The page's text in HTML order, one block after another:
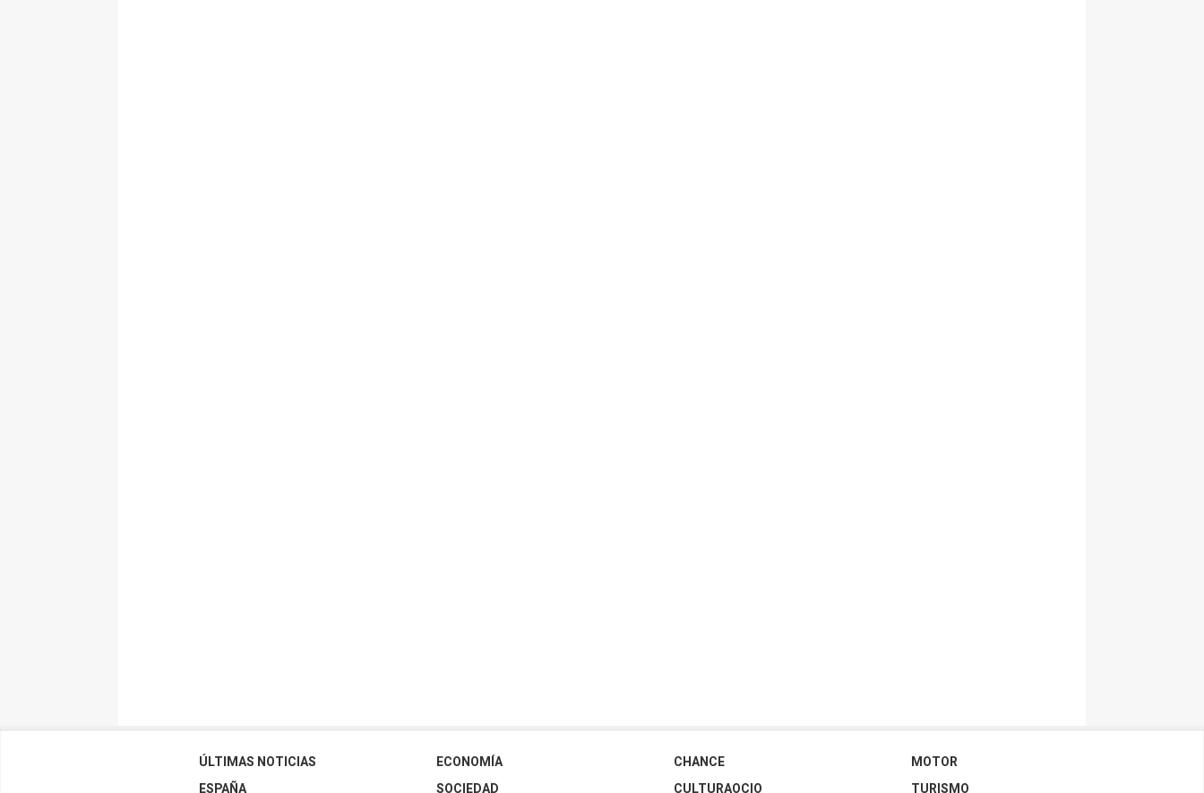
ÚLTIMAS NOTICIAS
ESPAÑA
ECONOMÍA
SOCIEDAD
CHANCE
CULTURAOCIO
MOTOR
TURISMO